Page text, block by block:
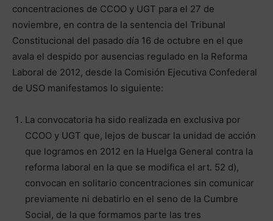
concentraciones de CCOO y UGT para el 27 de
noviembre, en contra de la sentencia del Tribunal
Constitucional del pasado día 16 de octubre en el que
avala el despido por ausencias regulado en la Reforma
Laboral de 2012, desde la Comisión Ejecutiva Confederal
de USO manifestamos lo siguiente:
La convocatoria ha sido realizada en exclusiva por
CCOO y UGT que, lejos de buscar la unidad de acción
que logramos en 2012 en la Huelga General contra la
reforma laboral en la que se modifica el art. 52 d),
convocan en solitario concentraciones sin comunicar
previamente ni debatirlo en el seno de la Cumbre
Social, de la que formamos parte las tres